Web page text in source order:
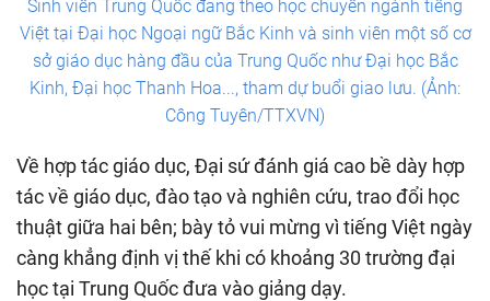
Sinh viên Trung Quốc đang theo học chuyên ngành tiếng
Việt tại Đại học Ngoại ngữ Bắc Kinh và sinh viên một số cơ
sở giáo dục hàng đầu của Trung Quốc như Đại học Bắc
Kinh, Đại học Thanh Hoa..., tham dự buổi giao lưu. (Ảnh:
Công Tuyên/TTXVN)
Về hợp tác giáo dục, Đại sứ đánh giá cao bề dày hợp
tác về giáo dục, đào tạo và nghiên cứu, trao đổi học
thuật giữa hai bên; bày tỏ vui mừng vì tiếng Việt ngày
càng khẳng định vị thế khi có khoảng 30 trường đại
học tại Trung Quốc đưa vào giảng dạy.